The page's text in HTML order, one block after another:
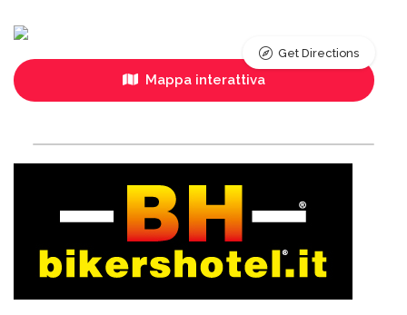
Mappa interattiva
Get Directions